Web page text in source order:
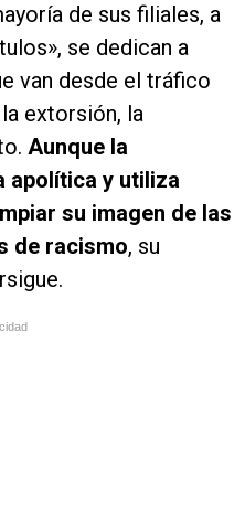
de sus filiales, a
se dedican a
van desde el tráfico
extorsión, la
Aunque la
apolítica y utiliza
su imagen de las
de racismo, su